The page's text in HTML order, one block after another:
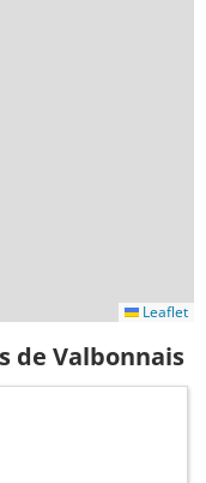
Leaflet
de Valbonnais